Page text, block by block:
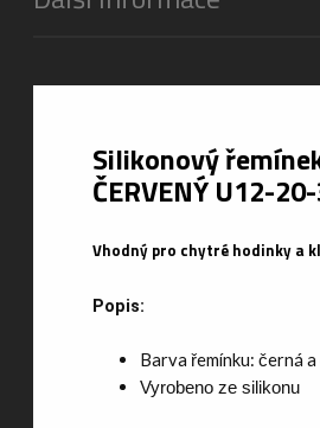
Silikonový
ČERVENÝ U12-
Vhodný pro chytré hodinky a
Popis:
Barva řemínku: černá
Vyrobeno ze silikonu